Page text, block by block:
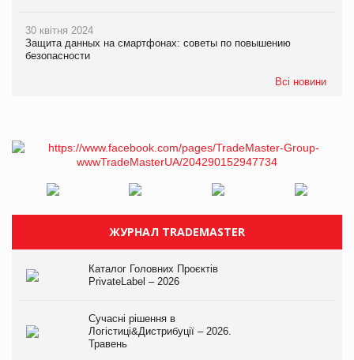
30 квітня 2024
Защита данных на смартфонах: советы по повышению
безопасности
Всі новини
ЖУРНАЛ TRADEMASTER
Каталог Головних Проєктів
PrivateLabel – 2026
Сучасні рішення в
Логістиці&Дистрибуції – 2026.
Травень